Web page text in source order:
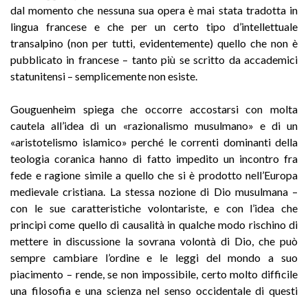
dal momento che nessuna sua opera è mai stata tradotta in
lingua francese e che per un certo tipo d’intellettuale
transalpino (non per tutti, evidentemente) quello che non è
pubblicato in francese – tanto più se scritto da accademici
statunitensi – semplicemente non esiste.
Gouguenheim spiega che occorre accostarsi con molta
cautela all’idea di un «razionalismo musulmano» e di un
«aristotelismo islamico» perché le correnti dominanti della
teologia coranica hanno di fatto impedito un incontro fra
fede e ragione simile a quello che si è prodotto nell’Europa
medievale cristiana. La stessa nozione di Dio musulmana –
con le sue caratteristiche volontariste, e con l’idea che
principi come quello di causalità in qualche modo rischino di
mettere in discussione la sovrana volontà di Dio, che può
sempre cambiare l’ordine e le leggi del mondo a suo
piacimento – rende, se non impossibile, certo molto difficile
una filosofia e una scienza nel senso occidentale di questi